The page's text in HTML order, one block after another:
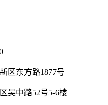
区东方路1877号
吴中路52号5-6楼